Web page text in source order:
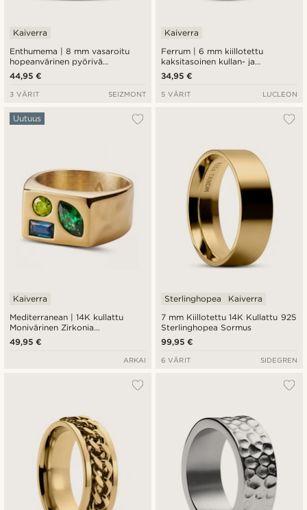
Enthumema | 8 mm vasaroitu
hopeanvärinen pyörivä
terässormus
Kaiverra
44,95 €
3 VÄRIT SEIZMONT
Ferrum | 6 mm kiillotettu
kaksitasoinen kullan- ja
hopeanvärinen terässormus
Kaiverra
34,95 €
5 VÄRIT LUCLEON
Mediterranean | 14K kullattu
Monivärinen Zirkonia
Sinettisormus
Uutuus
Kaiverra
49,95 €
ARKAI
7 mm Kiillotettu 14K Kullattu 925
Sterlinghopea Sormus
Sterlinghopea Kaiverra
99,95 €
6 VÄRIT SIDEGREN